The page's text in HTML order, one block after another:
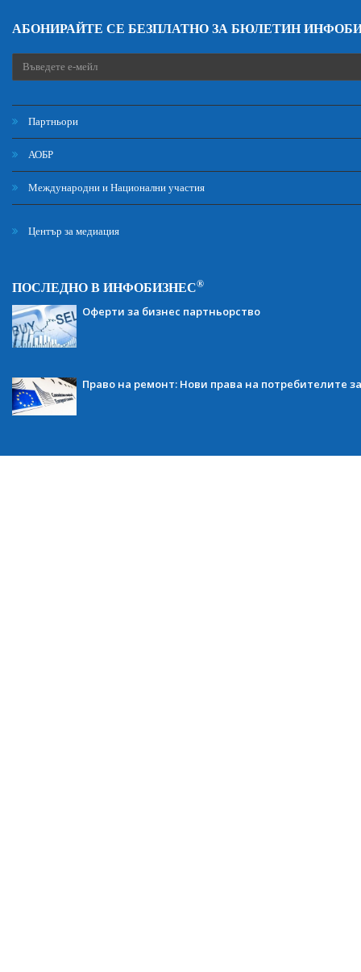
АБОНИРАЙТЕ СЕ БЕЗПЛАТНО ЗА БЮЛЕТИН
Партньори
АОБР
Международни и Национални участия
Център за медиация
ПОСЛЕДНО В ИНФОБИЗНЕС®
Оферти за бизнес партньорство
Право на ремонт: Нови права на потребителите